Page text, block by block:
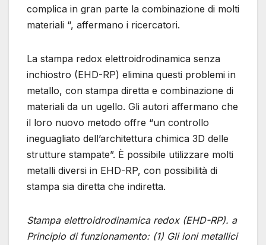
complica in gran parte la combinazione di molti
materiali “, affermano i ricercatori.
La stampa redox elettroidrodinamica senza
inchiostro (EHD-RP) elimina questi problemi in
metallo, con stampa diretta e combinazione di
materiali da un ugello. Gli autori affermano che
il loro nuovo metodo offre “un controllo
ineguagliato dell’architettura chimica 3D delle
strutture stampate”. È possibile utilizzare molti
metalli diversi in EHD-RP, con possibilità di
stampa sia diretta che indiretta.
Stampa elettroidrodinamica redox (EHD-RP). a
Principio di funzionamento: (1) Gli ioni metallici